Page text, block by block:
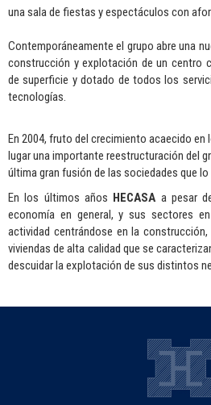
una sala de fiestas y espectáculos con
Contemporáneamente el grupo abre una
construcción y explotación de un centro
de superficie y dotado de todos los
tecnologías.
En 2004, fruto del crecimiento acaecido en
lugar una importante reestructuración del
última gran fusión de las sociedades que lo
En los últimos años HECASA a pesar
economía en general, y sus sectores
actividad centrándose en la
viviendas de alta calidad que se
descuidar la explotación de sus distintos